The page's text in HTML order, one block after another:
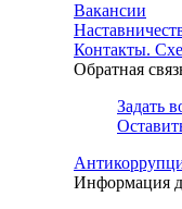
Вакансии
Контакты.
Обратная
Задать
Информация